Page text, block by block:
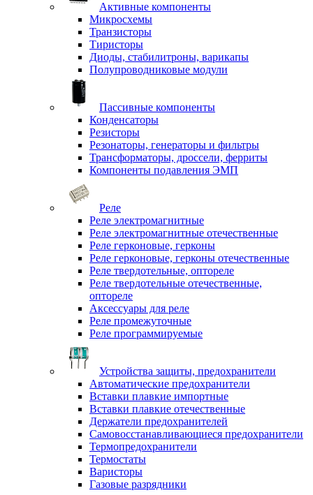
Активные компоненты
Микросхемы
Транзисторы
Тиристоры
Диоды, стабилитроны, варикапы
Полупроводниковые модули
Пассивные компоненты
Конденсаторы
Резисторы
Резонаторы, генераторы и фильтры
Трансформаторы, дроссели, ферриты
Компоненты подавления ЭМП
Реле
Реле электромагнитные
Реле электромагнитные отечественные
Реле герконовые, герконы
Реле герконовые, герконы отечественные
Реле твердотельные, оптореле
Реле твердотельные отечественные,
оптореле
Аксессуары для реле
Реле промежуточные
Реле программируемые
Устройства защиты, предохранители
Автоматические предохранители
Вставки плавкие импортные
Вставки плавкие отечественные
Держатели предохранителей
Самовосстанавливающиеся предохранители
Термопредохранители
Термостаты
Варисторы
Газовые разрядники